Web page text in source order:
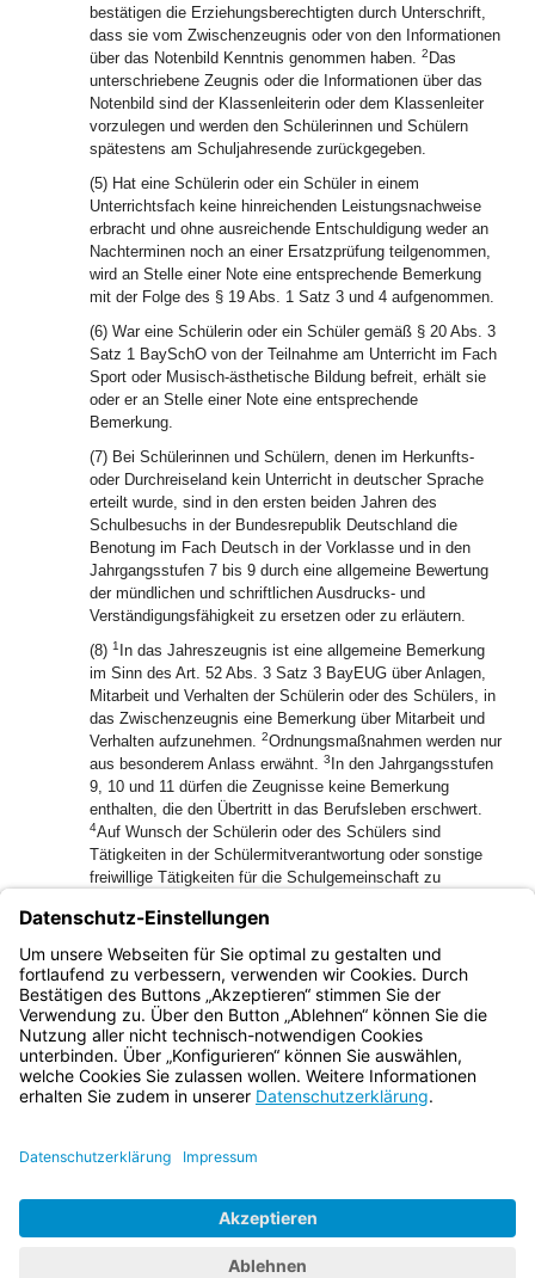
bestätigen die Erziehungsberechtigten durch Unterschrift,
dass sie vom Zwischenzeugnis oder von den Informationen
über das Notenbild Kenntnis genommen haben. 2 Das
unterschriebene Zeugnis oder die Informationen über das
Notenbild sind der Klassenleiterin oder dem Klassenleiter
vorzulegen und werden den Schülerinnen und Schülern
spätestens am Schuljahresende zurückgegeben.
(5) Hat eine Schülerin oder ein Schüler in einem
Unterrichtsfach keine hinreichenden Leistungsnachweise
erbracht und ohne ausreichende Entschuldigung weder an
Nachterminen noch an einer Ersatzprüfung teilgenommen,
wird an Stelle einer Note eine entsprechende Bemerkung
mit der Folge des § 19 Abs. 1 Satz 3 und 4 aufgenommen.
(6) War eine Schülerin oder ein Schüler gemäß § 20 Abs. 3
Satz 1 BaySchO von der Teilnahme am Unterricht im Fach
Sport oder Musisch-ästhetische Bildung befreit, erhält sie
oder er an Stelle einer Note eine entsprechende
Bemerkung.
(7) Bei Schülerinnen und Schülern, denen im Herkunfts-
oder Durchreiseland kein Unterricht in deutscher Sprache
erteilt wurde, sind in den ersten beiden Jahren des
Schulbesuchs in der Bundesrepublik Deutschland die
Benotung im Fach Deutsch in der Vorklasse und in den
Jahrgangsstufen 7 bis 9 durch eine allgemeine Bewertung
der mündlichen und schriftlichen Ausdrucks- und
Verständigungsfähigkeit zu ersetzen oder zu erläutern.
(8) 1 In das Jahreszeugnis ist eine allgemeine Bemerkung
im Sinn des Art. 52 Abs. 3 Satz 3 BayEUG über Anlagen,
Mitarbeit und Verhalten der Schülerin oder des Schülers, in
das Zwischenzeugnis eine Bemerkung über Mitarbeit und
Verhalten aufzunehmen. 2Ordnungsmaßnahmen werden nur
aus besonderem Anlass erwähnt. 3 In den Jahrgangsstufen
9, 10 und 11 dürfen die Zeugnisse keine Bemerkung
enthalten, die den Übertritt in das Berufsleben erschwert.
4Auf Wunsch der Schülerin oder des Schülers sind
Tätigkeiten in der Schülermitverantwortung oder sonstige
freiwillige Tätigkeiten für die Schulgemeinschaft zu
(9) Die Zeugnisse werden von der Klassenleiterin oder dem
Klassenleiter entworfen und von der Klassenkonferenz
festgesetzt.
Bayern.de
BayernPortal
Impressum